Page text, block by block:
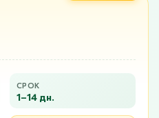
СРОК
1–14 дн.